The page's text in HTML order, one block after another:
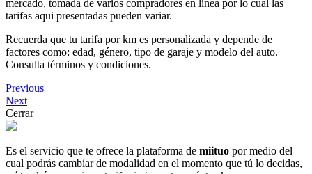
mercado, tomada de varios compradores en línea por lo cual las
tarifas aqui presentadas pueden variar.
Recuerda que tu tarifa por km es personalizada y depende de
factores como: edad, género, tipo de garaje y modelo del auto.
Consulta términos y condiciones.
Previous
Next
Cerrar
Es el servicio que te ofrece la plataforma de miituo por medio del
cual podrás cambiar de modalidad en el momento que tú lo decidas,